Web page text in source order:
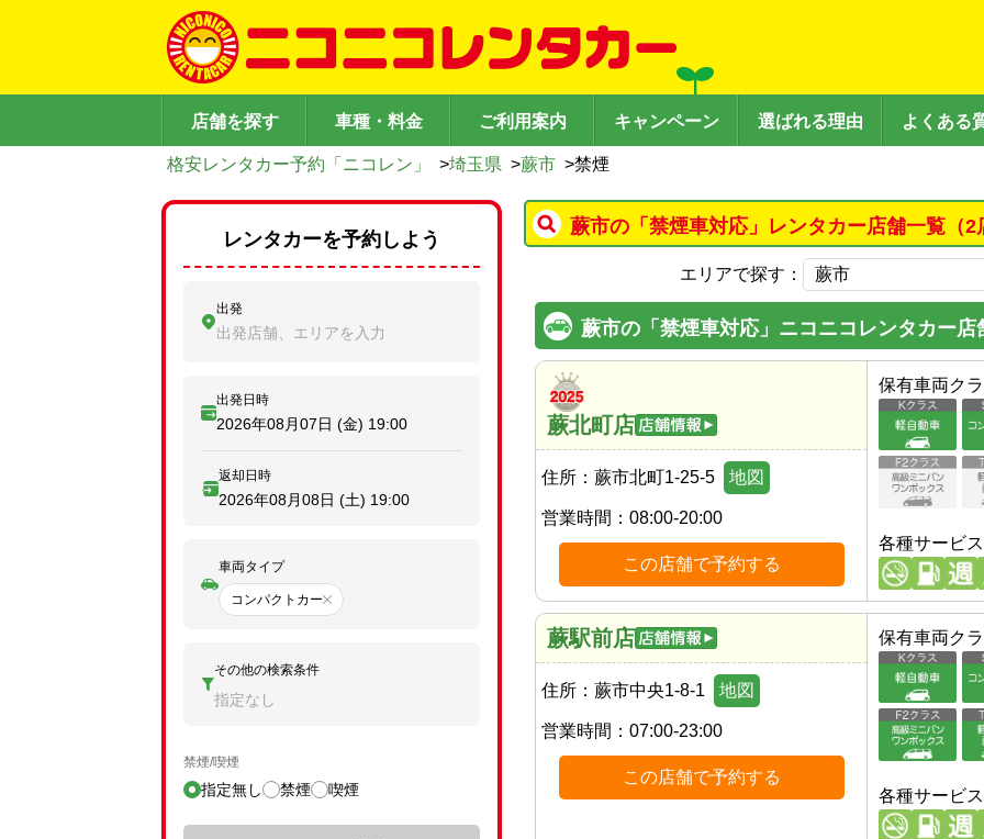
店舗を探す 車種・料金 ご利用案内 キャンペーン 選ばれる理由 よくある
格安レンタカー予約「ニコレン」 >埼玉県 >蕨市 >禁煙
蕨市の「禁煙車対応」レンタカー店舗一覧（2
エリアで探す：
蕨市の「禁煙車対応」ニコニコレンタカー店
蕨北町店
住所： 蕨市北町1-25-5 地図
営業時間： 08:00-20:00
この店舗で予約する
保有車両ク
各種サービス
蕨駅前店
住所： 蕨市中央1-8-1 地図
営業時間： 07:00-23:00
この店舗で予約する
保有車両ク
各種サービス
レンタカーを予約しよう
出発
出発店舗、エリアを入力
出発日時
2026年08月07日 (金) 19:00
返却日時
2026年08月08日 (土) 19:00
車両タイプ
コンパクトカー
その他の検索条件
指定なし
禁煙/喫煙
指定無し 禁煙 喫煙